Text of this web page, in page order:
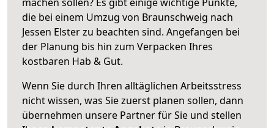
die bei einem Umzug von Braunschweig nach
Jessen Elster zu beachten sind. Angefangen bei
der Planung bis hin zum Verpacken Ihres
kostbaren Hab & Gut.
Wenn Sie durch Ihren alltäglichen Arbeitsstress
nicht wissen, was Sie zuerst planen sollen, dann
übernehmen unsere Partner für Sie und stellen